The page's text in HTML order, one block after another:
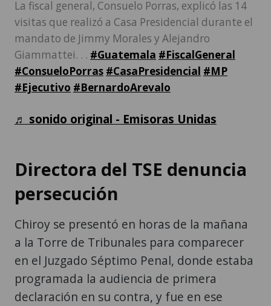
La fiscal general, Consuelo Porras, explicó las 14
visitas que realizó a Casa Presidencial durante el
mandato de Jimmy Morales y Alejandro
Giammattei. . . #Guatemala #FiscalGeneral
#ConsueloPorras #CasaPresidencial #MP
#Ejecutivo #BernardoArevalo
♬ sonido original - Emisoras Unidas
Directora del TSE denuncia
persecución
Chiroy se presentó en horas de la mañana
a la Torre de Tribunales para comparecer
en el Juzgado Séptimo Penal, donde estaba
programada la audiencia de primera
declaración en su contra, y fue en ese